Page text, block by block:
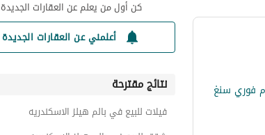
كن أول من يعلم عن العقارات الجديدة
أعلمني عن العقارات الجديدة
نتائج مقترحة
فيلات للبيع في بالم هيلز الاسكندريه